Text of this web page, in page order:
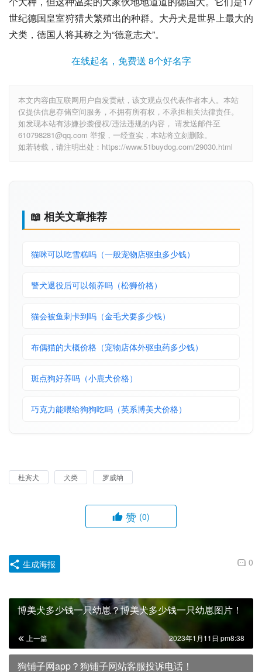
世纪德国皇室狩猎犬繁殖出的种群。大丹犬是世界上最大的
犬类，德国人将其称之为“德意志犬”。
在线起名，免费送 8个好名字
本文内容由互联网用户自发贡献，该文观点仅代表作者本人。本站
仅提供信息存储空间服务，不拥有所有权，不承担相关法律责任。
如发现本站有涉嫌抄袭侵权/违法违规的内容， 请发送邮件至
610798281@qq.com 举报，一经查实，本站将立刻删除。
如若转载，请注明出处：https://www.51buydog.com/29030.html
📖 相关文章推荐
猫咪可以吃雪糕吗（一般宠物店驱虫多少钱）
警犬退役后可以领养吗（松狮价格）
猫会被鱼刺卡到吗（金毛犬要多少钱）
布偶猫的大概价格（宠物店体外驱虫药多少钱）
斑点狗好养吗（小鹿犬价格）
巧克力能喂给狗狗吃吗（英系博美犬价格）
杜宾犬 犬类 罗威纳
赞 (0)
0
生成海报
博美犬多少钱一只幼崽？博美犬多少钱一只幼崽图片！
上一篇 2023年1月11日 pm8:38
狗铺子网app？狗铺子网站客服投诉电话！